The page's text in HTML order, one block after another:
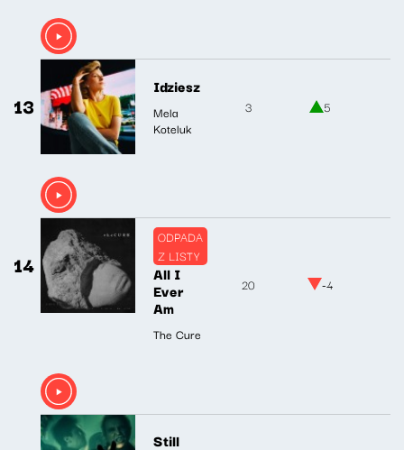
13
Idziesz
Mela
Koteluk
3 5
14
ODPADA
Z LISTY
All I
Ever
Am
The Cure
20 -4
Still